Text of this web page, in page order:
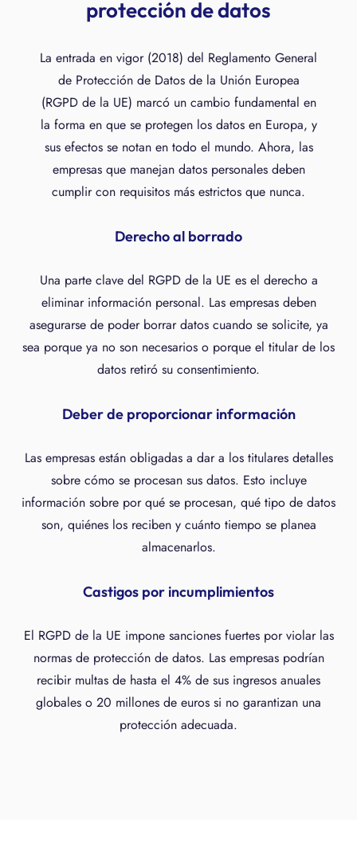
protección de datos
La entrada en vigor (2018) del Reglamento General
de Protección de Datos de la Unión Europea
(RGPD de la UE) marcó un cambio fundamental en
la forma en que se protegen los datos en Europa, y
sus efectos se notan en todo el mundo. Ahora, las
empresas que manejan datos personales deben
cumplir con requisitos más estrictos que nunca.
Derecho al borrado
Una parte clave del RGPD de la UE es el derecho a
eliminar información personal. Las empresas deben
asegurarse de poder borrar datos cuando se solicite, ya
sea porque ya no son necesarios o porque el titular de los
datos retiró su consentimiento.
Deber de proporcionar información
Las empresas están obligadas a dar a los titulares detalles
sobre cómo se procesan sus datos. Esto incluye
información sobre por qué se procesan, qué tipo de datos
son, quiénes los reciben y cuánto tiempo se planea
almacenarlos.
Castigos por incumplimientos
El RGPD de la UE impone sanciones fuertes por violar las
normas de protección de datos. Las empresas podrían
recibir multas de hasta el 4% de sus ingresos anuales
globales o 20 millones de euros si no garantizan una
protección adecuada.